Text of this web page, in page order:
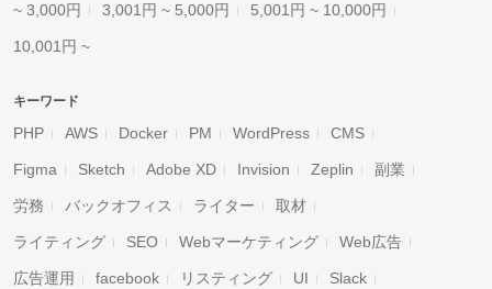
~ 3,000円 3,001円 ~ 5,000円 5,001円 ~ 10,000円
10,001円 ~
キーワード
PHP AWS Docker PM WordPress CMS
Figma Sketch Adobe XD Invision Zeplin 副業
労務 バックオフィス ライター 取材
ライティング SEO Webマーケティング Web広告
広告運用 facebook リスティング UI Slack